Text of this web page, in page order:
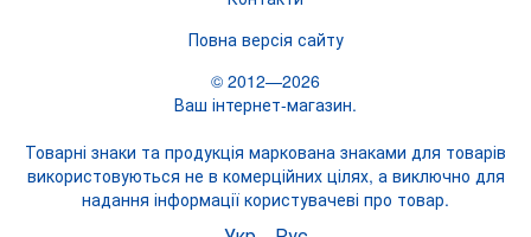
Повна версія сайту
© 2012—2026
Ваш інтернет-магазин.
Товарні знаки та продукція маркована знаками для товарів
використовуються не в комерційних цілях, а виключно для
надання інформації користувачеві про товар.